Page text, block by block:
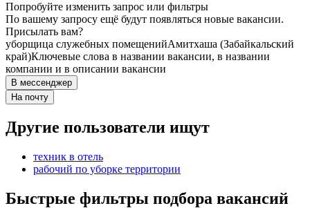
Попробуйте изменить запрос или фильтры
По вашему запросу ещё будут появляться новые вакансии.
Присылать вам?
уборщица служебных помещенийАмитхаша (Забайкальский
край)Ключевые слова в названии вакансии, в названии
компании и в описании вакансии
В мессенджер
На почту
Другие пользователи ищут
техник в отель
рабочий по уборке территории
Быстрые фильтры подбора вакансий